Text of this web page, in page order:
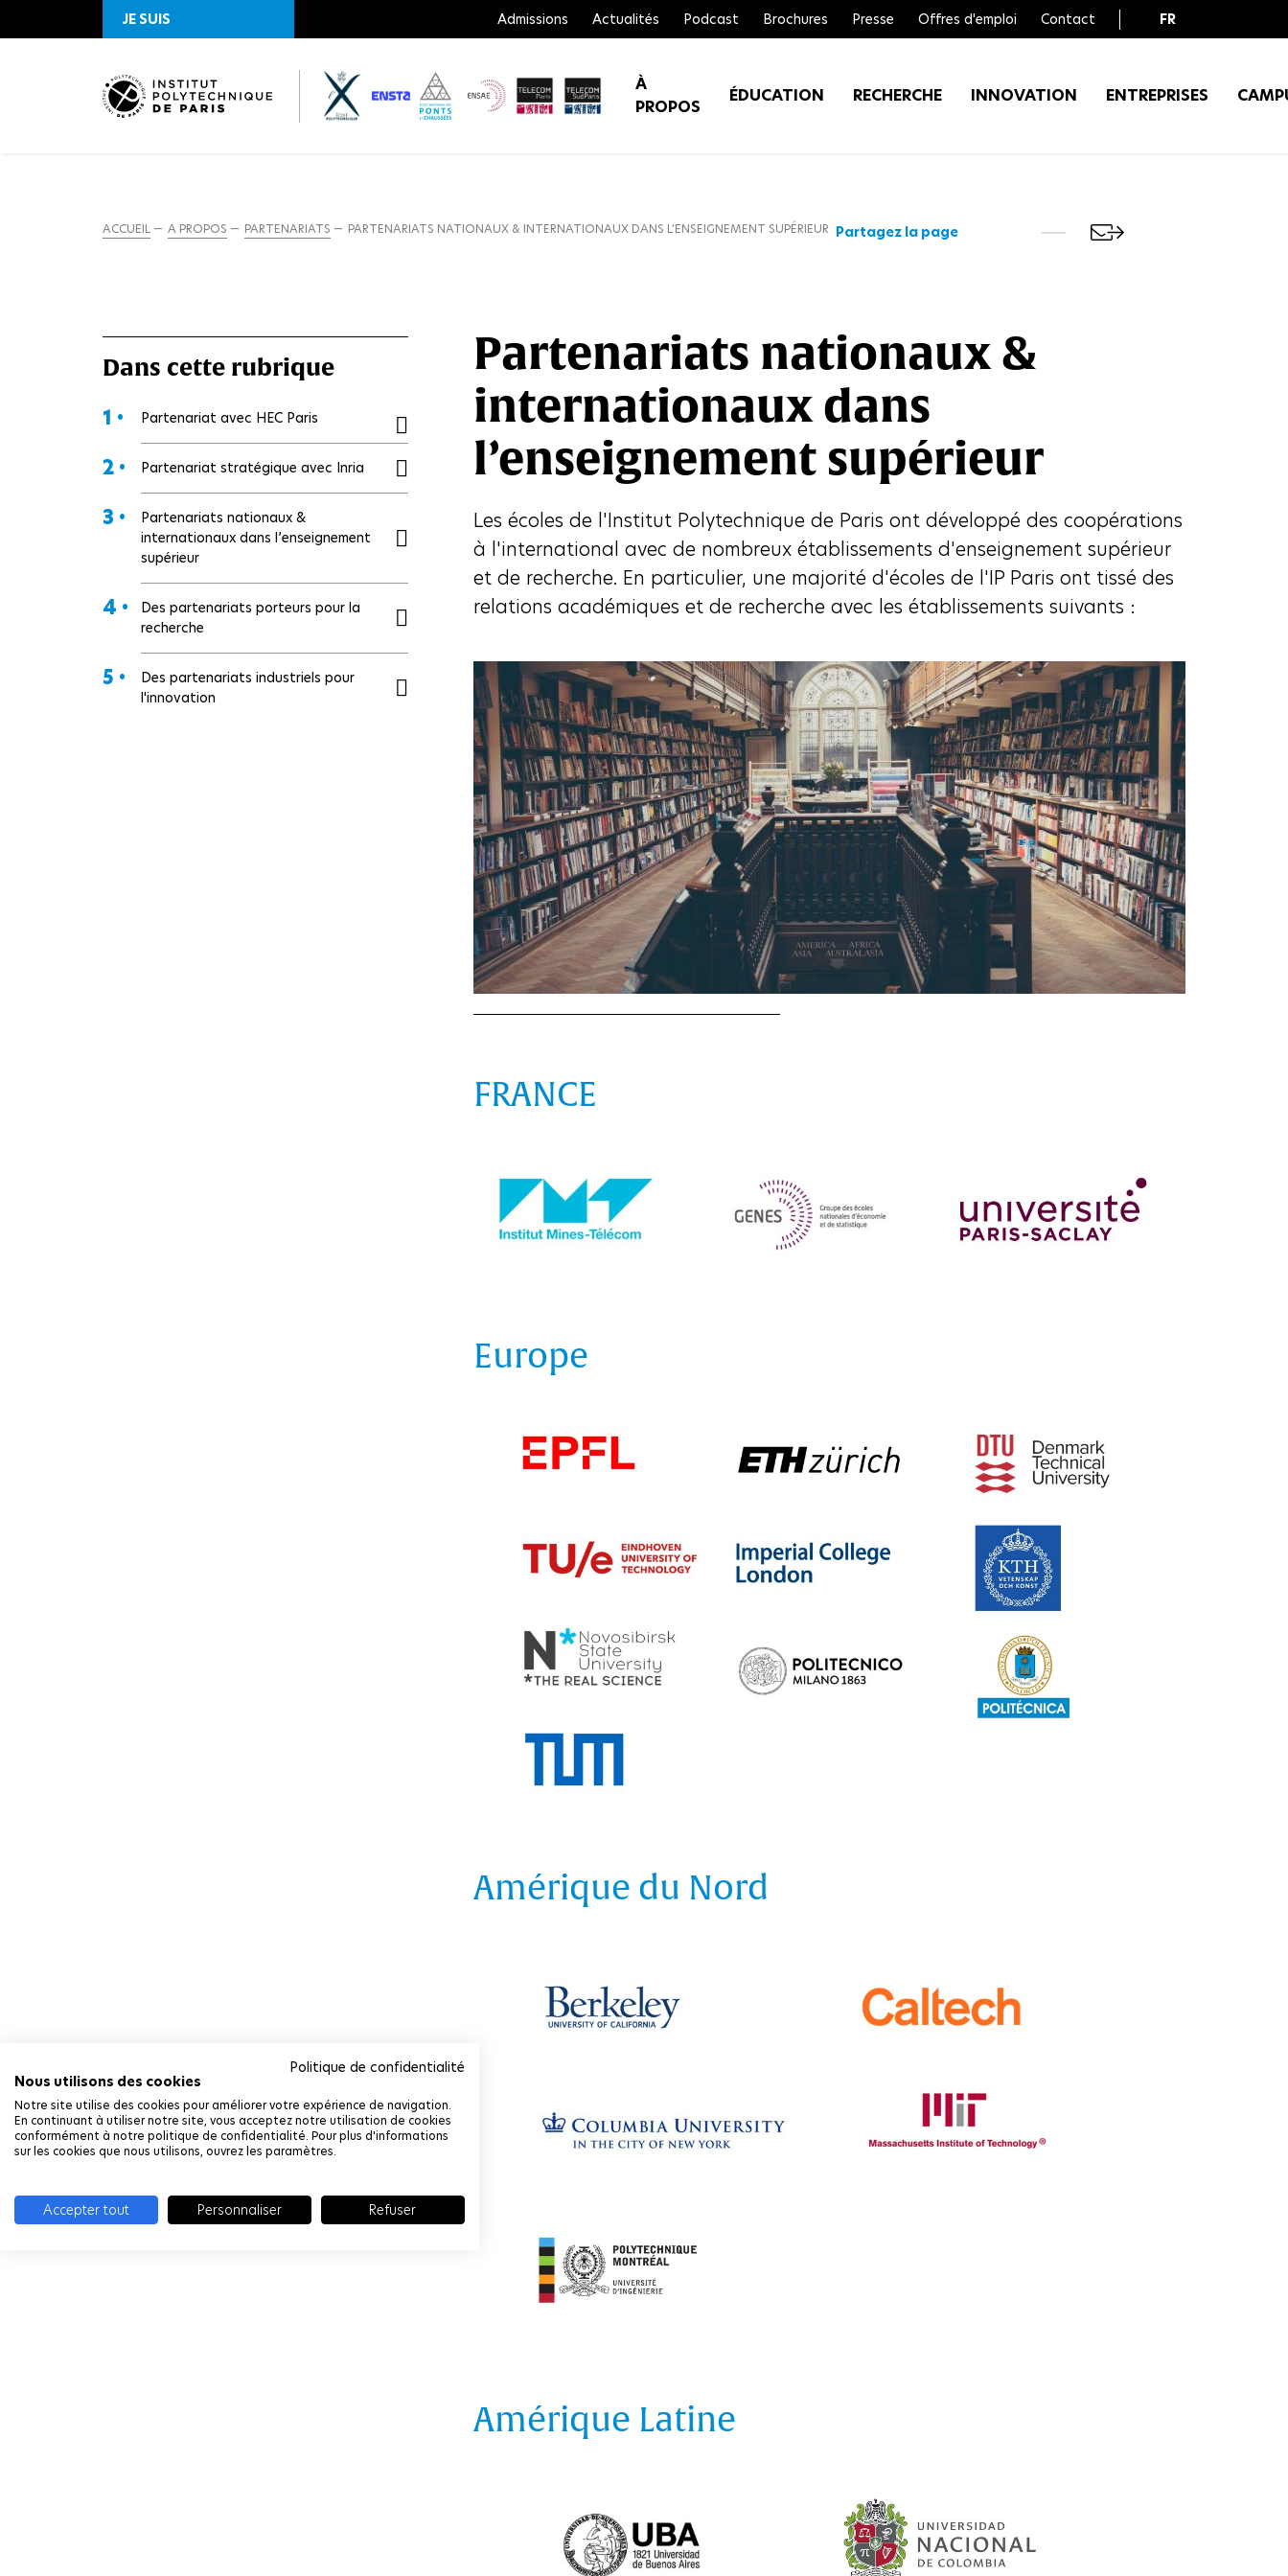
Politique de confidentialité
Nous utilisons des cookies
Notre site utilise des cookies pour améliorer votre expérience de navigation.
En continuant à utiliser notre site, vous acceptez notre utilisation de cookies
conformément à notre politique de confidentialité. Pour plus d'informations
sur les cookies que nous utilisons, ouvrez les paramètres.
Accepter tout Personnaliser Refuser
JE SUIS Admissions Actualités Podcast Brochures Presse Offres d'emploi Contact FR
À
PROPOS
ÉDUCATION RECHERCHE INNOVATION ENTREPRISES
ACCUEIL A PROPOS PARTENARIATS PARTENARIATS NATIONAUX & INTERNATIONAUX DANS L’ENSEIGNEMENT SUPÉRIEUR Partagez la page
Dans cette rubrique
1 •
Partenariat avec HEC Paris
2 • Partenariat stratégique avec Inria
3 •
Partenariats nationaux &
internationaux dans l’enseignement
supérieur
4 •
Des partenariats porteurs pour la
recherche
5 •
Des partenariats industriels pour
l'innovation
Partenariats nationaux &
internationaux dans
l’enseignement supérieur
Les écoles de l'Institut Polytechnique de Paris ont développé des coopérations
à l'international avec de nombreux établissements d'enseignement supérieur
et de recherche. En particulier, une majorité d'écoles de l'IP Paris ont tissé des
relations académiques et de recherche avec les établissements suivants :
FRANCE
Europe
Amérique du Nord
Amérique Latine